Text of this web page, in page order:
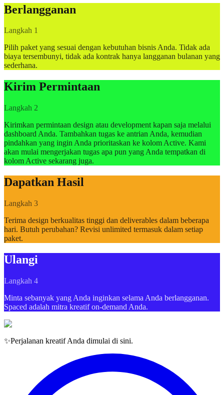
Berlangganan
Langkah 1
Pilih paket yang sesuai dengan kebutuhan bisnis Anda. Tidak ada
biaya tersembunyi, tidak ada kontrak hanya langganan bulanan yang
sederhana.
Kirim Permintaan
Langkah 2
Kirimkan permintaan design atau development kapan saja melalui
dashboard Anda. Tambahkan tugas ke antrian Anda, kemudian
pindahkan yang ingin Anda prioritaskan ke kolom Active. Kami
akan mulai mengerjakan tugas apa pun yang Anda tempatkan di
kolom Active sekarang juga.
Dapatkan Hasil
Langkah 3
Terima design berkualitas tinggi dan deliverables dalam beberapa
hari. Butuh perubahan? Revisi unlimited termasuk dalam setiap
paket.
Ulangi
Langkah 4
Minta sebanyak yang Anda inginkan selama Anda berlangganan.
Spaced adalah mitra kreatif on-demand Anda.
✨Perjalanan kreatif Anda dimulai di sini.